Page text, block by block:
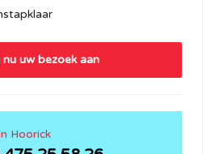
nu uw bezoek aan
Hoorick